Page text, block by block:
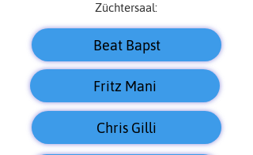
Züchtersaal:
Beat Bapst
Fritz Mani
Chris Gilli